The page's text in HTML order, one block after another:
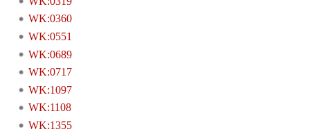
WK:0360
WK:0551
WK:0689
WK:0717
WK:1097
WK:1108
WK:1355